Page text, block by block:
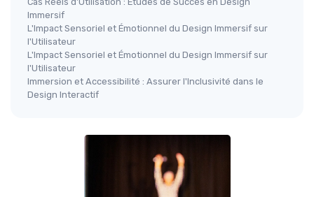
Immersif
L'Impact Sensoriel et Émotionnel du Design Immersif sur
l'Utilisateur
L'Impact Sensoriel et Émotionnel du Design Immersif sur
l'Utilisateur
Immersion et Accessibilité : Assurer l'Inclusivité dans le
Design Interactif